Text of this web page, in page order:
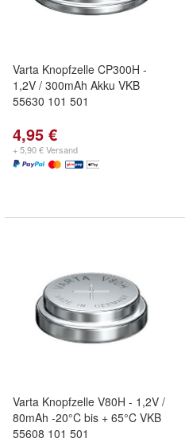
Varta Knopfzelle CP300H -
1,2V / 300mAh Akku VKB
55630 101 501
4,95 €
+ 5,90 € Versand
Varta Knopfzelle V80H - 1,2V /
80mAh -20°C bis + 65°C VKB
55608 101 501